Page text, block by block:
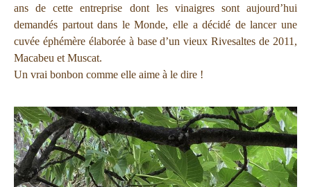
ans de cette entreprise dont les vinaigres sont aujourd’hui
demandés partout dans le Monde, elle a décidé de lancer une
cuvée éphémère élaborée à base d’un vieux Rivesaltes de 2011,
Macabeu et Muscat.
Un vrai bonbon comme elle aime à le dire !